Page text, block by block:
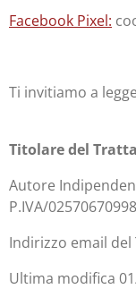
Facebook Pixel:
Ti invitiamo a
Titolare del
Autore
P.IVA/02570670998
Indirizzo email
Ultima modifica